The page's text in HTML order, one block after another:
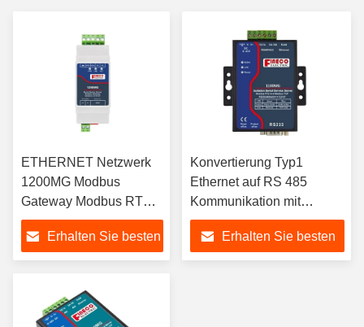
ETHERNET Netzwerk
1200MG Modbus
Gateway Modbus RTU
zu Modbus TCP
GatewayErhalten Sie besten
Konvertierung Typ1
Ethernet auf RS 485
Kommunikation mit
Ethernet RS485 Konverter
Erhalten Sie besten